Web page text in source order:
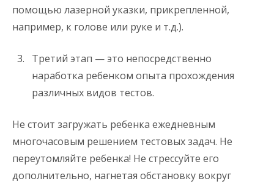
помощью лазерной указки, прикрепленной,
например, к голове или руке и т.д.).
Третий этап — это непосредственно
наработка ребенком опыта прохождения
различных видов тестов.
Не стоит загружать ребенка ежедневным
многочасовым решением тестовых задач. Не
переутомляйте ребенка! Не стрессуйте его
дополнительно, нагнетая обстановку вокруг